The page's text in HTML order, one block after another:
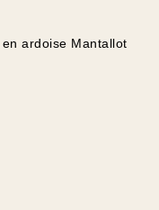
ardoise Mantallot